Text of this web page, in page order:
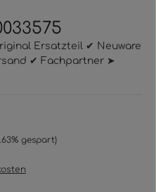
Ersatzteil ✔ Neuware
✔ Fachpartner ➤
gespart)